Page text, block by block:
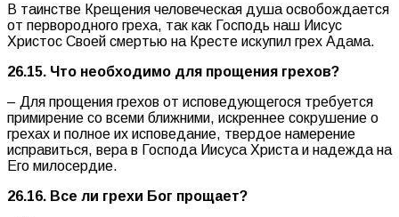
В таинстве Крещения человеческая душа освобождается
от первородного греха, так как Господь наш Иисус
Христос Своей смертью на Кресте искупил грех Адама.
26.15. Что необходимо для прощения грехов?
– Для прощения грехов от исповедующегося требуется
примирение со всеми ближними, искреннее сокрушение о
грехах и полное их исповедание, твердое намерение
исправиться, вера в Господа Иисуса Христа и надежда на
Его милосердие.
26.16. Все ли грехи Бог прощает?